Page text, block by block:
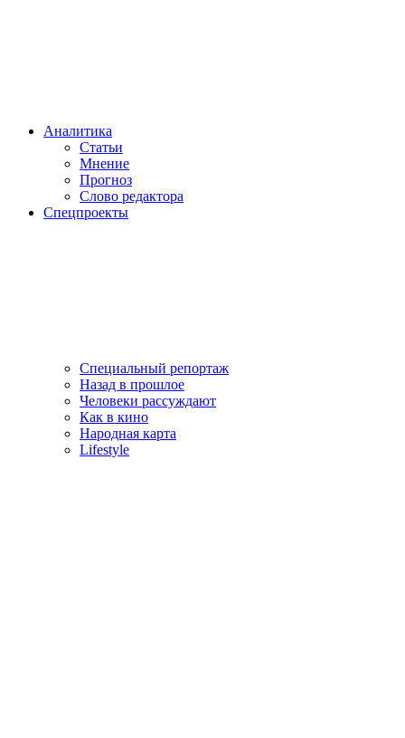
Аналитика
Статьи
Мнение
Прогноз
Cлово редактора
Спецпроекты
Специальный репортаж
Назад в прошлое
Человеки рассуждают
Как в кино
Народная карта
Lifestyle